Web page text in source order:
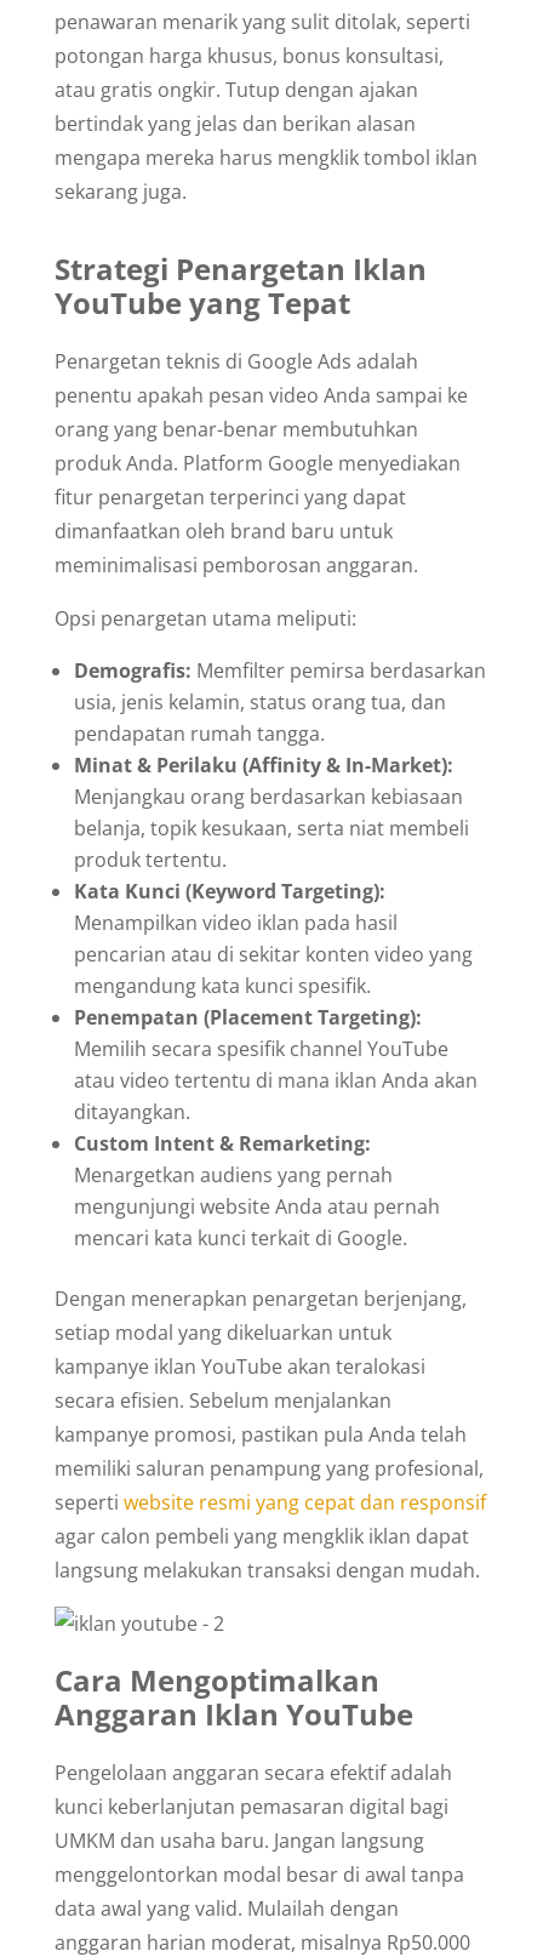
penawaran menarik yang sulit ditolak, seperti
potongan harga khusus, bonus konsultasi,
atau gratis ongkir. Tutup dengan ajakan
bertindak yang jelas dan berikan alasan
mengapa mereka harus mengklik tombol iklan
sekarang juga.
Strategi Penargetan Iklan
YouTube yang Tepat
Penargetan teknis di Google Ads adalah
penentu apakah pesan video Anda sampai ke
orang yang benar-benar membutuhkan
produk Anda. Platform Google menyediakan
fitur penargetan terperinci yang dapat
dimanfaatkan oleh brand baru untuk
meminimalisasi pemborosan anggaran.
Opsi penargetan utama meliputi:
Demografis: Memfilter pemirsa berdasarkan
usia, jenis kelamin, status orang tua, dan
pendapatan rumah tangga.
Minat & Perilaku (Affinity & In-Market):
Menjangkau orang berdasarkan kebiasaan
belanja, topik kesukaan, serta niat membeli
produk tertentu.
Kata Kunci (Keyword Targeting):
Menampilkan video iklan pada hasil
pencarian atau di sekitar konten video yang
mengandung kata kunci spesifik.
Penempatan (Placement Targeting):
Memilih secara spesifik channel YouTube
atau video tertentu di mana iklan Anda akan
ditayangkan.
Custom Intent & Remarketing:
Menargetkan audiens yang pernah
mengunjungi website Anda atau pernah
mencari kata kunci terkait di Google.
Dengan menerapkan penargetan berjenjang,
setiap modal yang dikeluarkan untuk
kampanye iklan YouTube akan teralokasi
secara efisien. Sebelum menjalankan
kampanye promosi, pastikan pula Anda telah
memiliki saluran penampung yang profesional,
seperti website resmi yang cepat dan responsif
agar calon pembeli yang mengklik iklan dapat
langsung melakukan transaksi dengan mudah.
Cara Mengoptimalkan
Anggaran Iklan YouTube
Pengelolaan anggaran secara efektif adalah
kunci keberlanjutan pemasaran digital bagi
UMKM dan usaha baru. Jangan langsung
menggelontorkan modal besar di awal tanpa
data awal yang valid. Mulailah dengan
anggaran harian moderat, misalnya Rp50.000